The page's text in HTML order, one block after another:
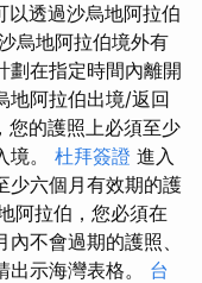
以透過沙烏地阿拉伯
烏地阿拉伯境外有
劃在指定時間內離開
地阿拉伯出境/返回
您的護照上必須至少
境。 杜拜簽證 進入
少六個月有效期的護
阿拉伯，您必須在
不會過期的護照、
示海灣表格。 台